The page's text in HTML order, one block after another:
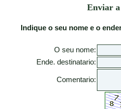
Enviar
Indique o seu nome e o
O seu nome:
Ende. destinatario:
Comentario: